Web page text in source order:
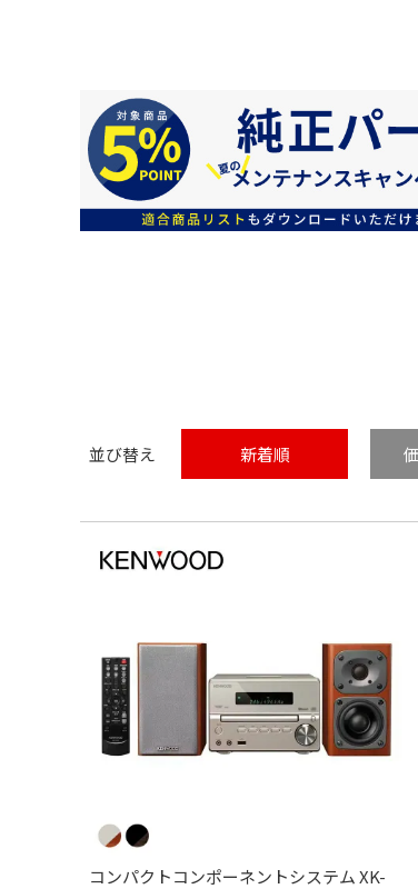
並び替え 新着順
コンパクトコンポーネントシステム XK-